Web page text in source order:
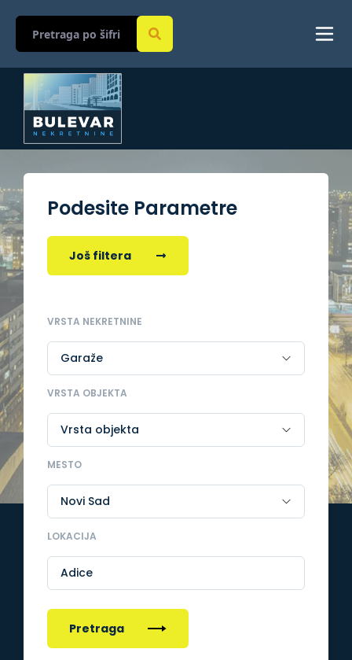
Podesite Parametre
Još filtera
VRSTA NEKRETNINE
VRSTA OBJEKTA
MESTO
LOKACIJA
Adice
Pretraga